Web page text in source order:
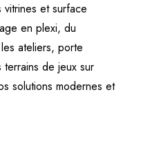
et surface
en plexi, du
ateliers, porte
terrains de jeux sur
solutions modernes et